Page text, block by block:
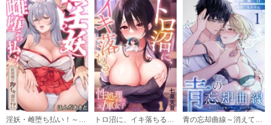
購入する
(6)
必要ポイント：150
購入する
(7)